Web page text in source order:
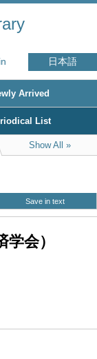
日本語
Arrived
List
Show All
Save in text
会）